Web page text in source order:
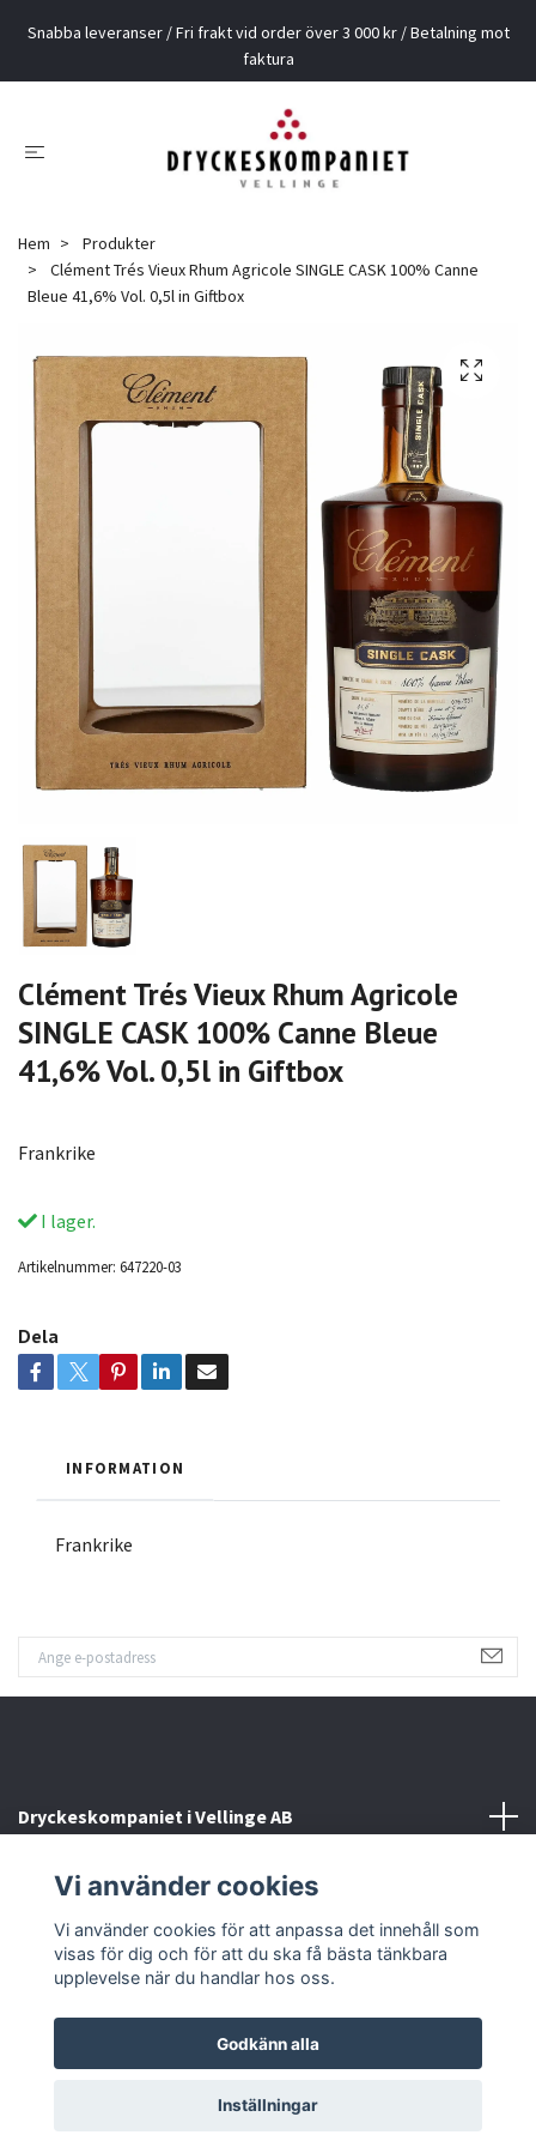
Snabba leveranser / Fri frakt vid order över 3 000 kr / Betalning mot
faktura
Hem
Produkter
Clément Trés Vieux Rhum Agricole SINGLE CASK 100% Canne
Bleue 41,6% Vol. 0,5l in Giftbox
Clément Trés Vieux Rhum Agricole
SINGLE CASK 100% Canne Bleue
41,6% Vol. 0,5l in Giftbox
Frankrike
I lager.
Artikelnummer: 647220-03
Dela
INFORMATION
Frankrike
Dryckeskompaniet i Vellinge AB
Kontakta oss
Sociala medier
© 2026 Dryckeskompaniet i Vellinge
Vi använder cookies
Vi använder cookies för att anpassa det innehåll som
visas för dig och för att du ska få bästa tänkbara
upplevelse när du handlar hos oss.
Godkänn alla
Inställningar